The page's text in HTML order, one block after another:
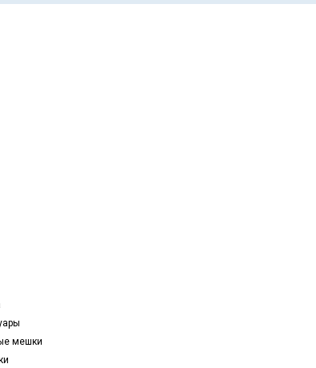
мешки